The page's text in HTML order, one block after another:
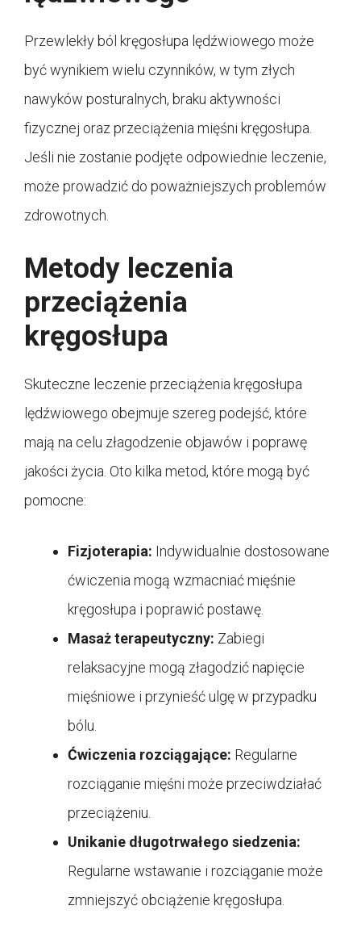
Przewlekły ból kręgosłupa lędźwiowego może
być wynikiem wielu czynników, w tym złych
nawyków posturalnych, braku aktywności
fizycznej oraz przeciążenia mięśni kręgosłupa.
Jeśli nie zostanie podjęte odpowiednie leczenie,
może prowadzić do poważniejszych problemów
zdrowotnych.
Metody leczenia
przeciążenia
kręgosłupa
Skuteczne leczenie przeciążenia kręgosłupa
lędźwiowego obejmuje szereg podejść, które
mają na celu złagodzenie objawów i poprawę
jakości życia. Oto kilka metod, które mogą być
pomocne:
Fizjoterapia: Indywidualnie dostosowane
ćwiczenia mogą wzmacniać mięśnie
kręgosłupa i poprawić postawę.
Masaż terapeutyczny: Zabiegi
relaksacyjne mogą złagodzić napięcie
mięśniowe i przynieść ulgę w przypadku
bólu.
Ćwiczenia rozciągające: Regularne
rozciąganie mięśni może przeciwdziałać
przeciążeniu.
Unikanie długotrwałego siedzenia:
Regularne wstawanie i rozciąganie może
zmniejszyć obciążenie kręgosłupa.